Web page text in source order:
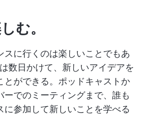
む。
スに行くのは楽しいことでもあ
数日かけて、新しいアイデアを
とができる。ポッドキャストか
ーでのミーティングまで、誰も
に参加して新しいことを学べる